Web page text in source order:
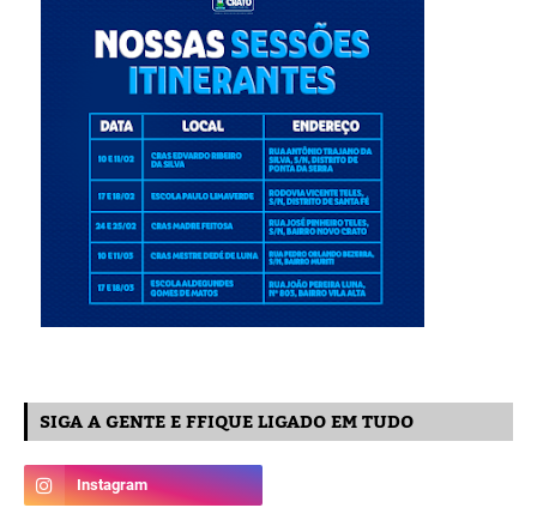
SIGA A GENTE E FFIQUE LIGADO EM TUDO